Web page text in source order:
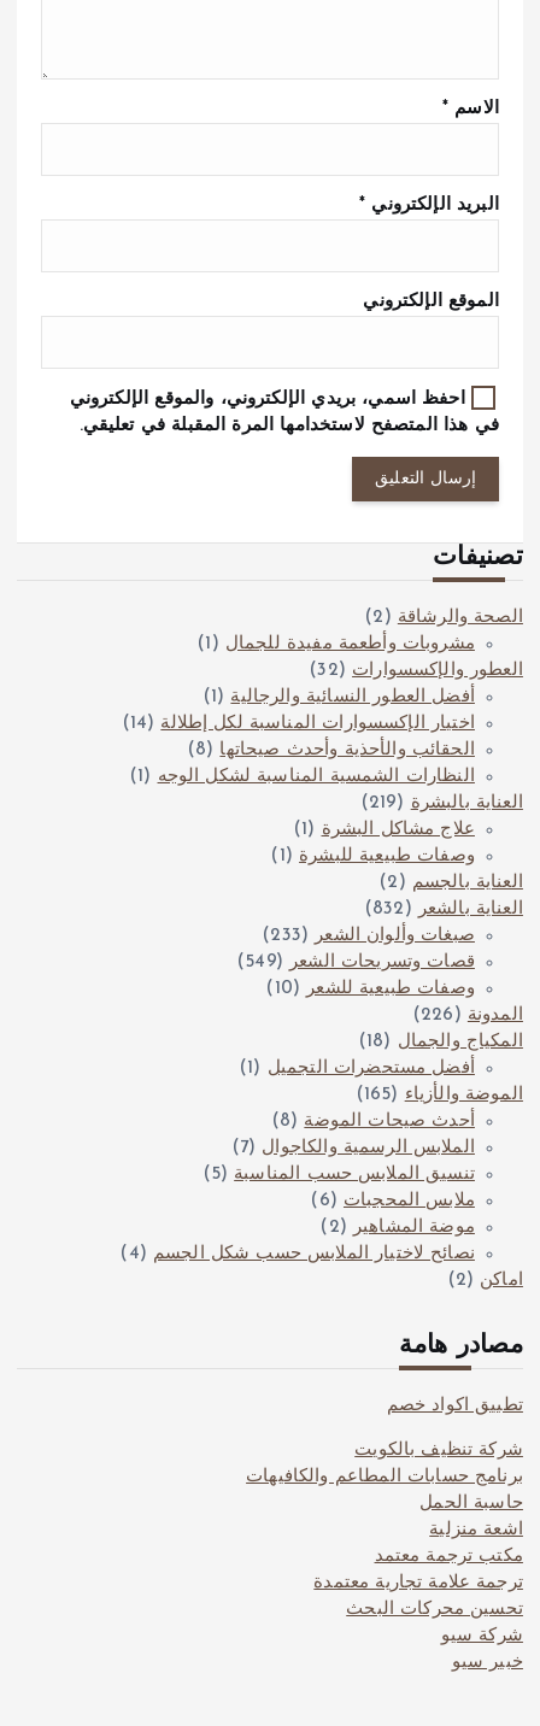
الاسم
البريد الإلكتروني
الموقع الإلكتروني
احفظ اسمي، بريدي الإلكتروني، والموقع الإلكتروني
في هذا المتصفح لاستخدامها المرة المقبلة في تعليقي.
تصنيفات
الصحة والرشاقة(2)
مشروبات وأطعمة مفيدة للجمال(1)
العطور والإكسسوارات(32)
أفضل العطور النسائية والرجالية(1)
اختيار الإكسسوارات المناسبة لكل إطلالة(14)
الحقائب والأحذية وأحدث صيحاتها(8)
النظارات الشمسية المناسبة لشكل الوجه(1)
العناية بالبشرة(219)
علاج مشاكل البشرة(1)
وصفات طبيعية للبشرة(1)
العناية بالجسم(2)
العناية بالشعر(832)
صبغات وألوان الشعر(233)
قصات وتسريحات الشعر(549)
وصفات طبيعية للشعر(10)
المدونة(226)
المكياج والجمال(18)
أفضل مستحضرات التجميل(1)
الموضة والأزياء(165)
أحدث صيحات الموضة(8)
الملابس الرسمية والكاجوال(7)
تنسيق الملابس حسب المناسبة(5)
ملابس المحجبات(6)
موضة المشاهير(2)
نصائح لاختيار الملابس حسب شكل الجسم(4)
اماكن(2)
مصادر هامة
تطبيق اكواد خصم
شركة تنظيف بالكويت
برنامج حسابات المطاعم والكافيهات
حاسبة الحمل
اشعة منزلية
مكتب ترجمة معتمد
ترجمة علامة تجارية معتمدة
تحسين محركات البحث
شركة سيو
خبير سيو